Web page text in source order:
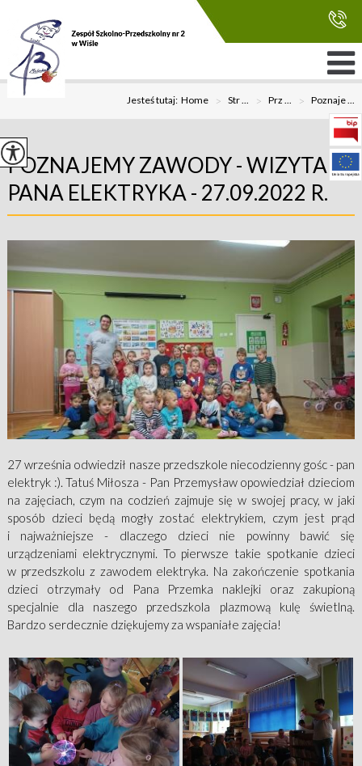
Jesteś tutaj:Home > Str ... > Prz ... > Poznaje ...
POZNAJEMY ZAWODY - WIZYTA
PANA ELEKTRYKA - 27.09.2022 R.
27 września odwiedził nasze przedszkole niecodzienny gośc - pan
elektryk :). Tatuś Miłosza - Pan Przemysław opowiedział dzieciom
na zajęciach, czym na codzień zajmuje się w swojej pracy, w jaki
sposób dzieci będą mogły zostać elektrykiem, czym jest prąd
i najważniejsze - dlaczego dzieci nie powinny bawić się
urządzeniami elektrycznymi. To pierwsze takie spotkanie dzieci
w przedszkolu z zawodem elektryka. Na zakończenie spotkania
dzieci otrzymały od Pana Przemka naklejki oraz zakupioną
specjalnie dla naszego przedszkola plazmową kulę świetlną.
Bardzo serdecznie dziękujemy za wspaniałe zajęcia!